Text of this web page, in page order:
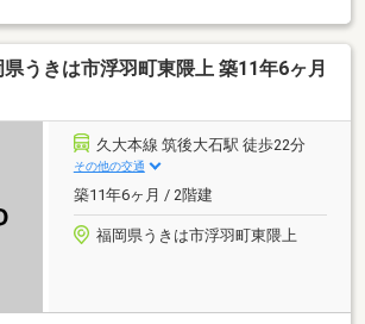
うきは市浮羽町東隈上 築11年6ヶ月
久大本線 筑後大石駅 徒歩22分
その他の交通
築11年6ヶ月 / 2階建
福岡県うきは市浮羽町東隈上